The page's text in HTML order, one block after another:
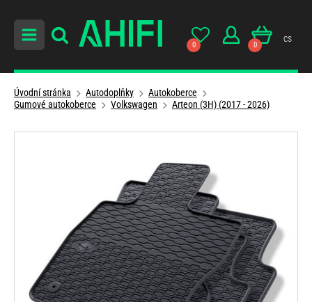
0 0
cs
Úvodní stránka Autodoplňky
Autokoberce
Gumové autokoberce
Volkswagen Arteon (3H) (2017 - 2026)